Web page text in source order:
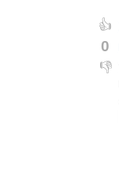
👍
0
👎